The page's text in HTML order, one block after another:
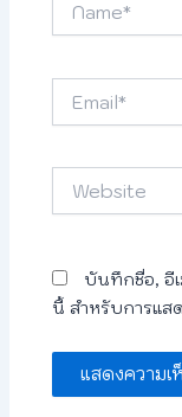
บันทึกชื่อ, อีเ
นี้ สำหรับการแส